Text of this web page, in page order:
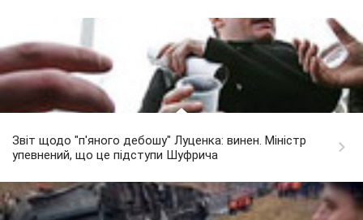
Звіт щодо "п'яного дебошу" Луценка: винен. Міністр
упевнений, що це підступи Шуфрича